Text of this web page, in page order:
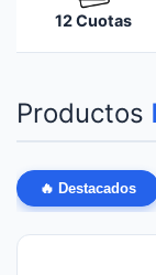
12 Cuotas
Productos
🔥 Destacados